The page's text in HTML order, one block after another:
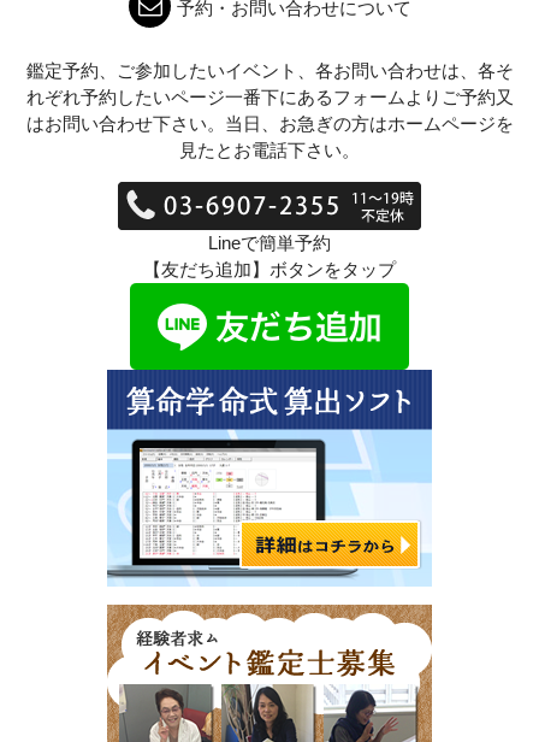
予約・お問い合わせについて
鑑定予約、ご参加したいイベント、各お問い合わせは、各そ
れぞれ予約したいページ一番下にあるフォームよりご予約又
はお問い合わせ下さい。当日、お急ぎの方はホームページを
見たとお電話下さい。
Lineで簡単予約
【友だち追加】ボタンをタップ